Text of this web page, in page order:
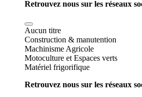
Retrouvez nous sur les réseaux
Aucun titre
Construction & manutention
Machinisme Agricole
Motoculture et Espaces verts
Matériel frigorifique
Retrouvez nous sur les réseaux